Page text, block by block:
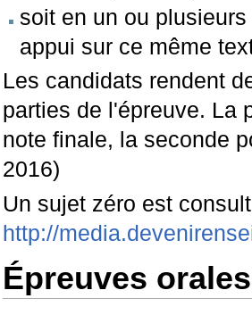
soit en un ou
appui sur ce même
Les candidats rendent
parties de l'épreuve. La
note finale, la seconde
2016)
Un sujet zéro est
http://
Épreuves orales